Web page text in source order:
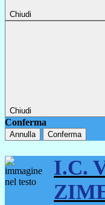
Chiudi
Chiudi
Conferma
Annulla Conferma
I.C.